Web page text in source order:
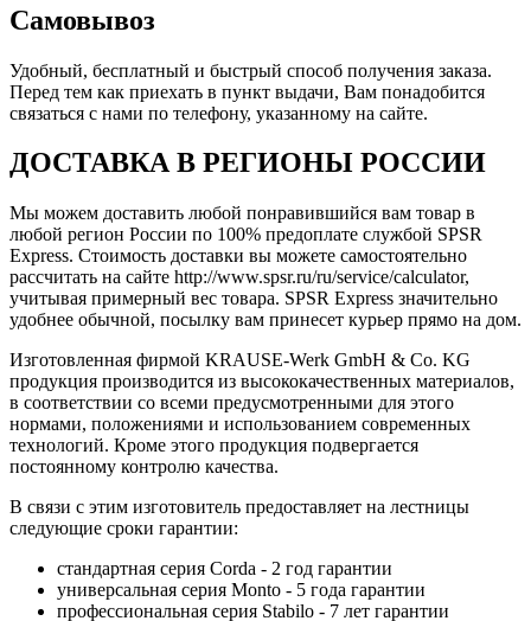
Самовывоз
Удобный, бесплатный и быстрый способ получения заказа.
Перед тем как приехать в пункт выдачи, Вам понадобится
связаться с нами по телефону, указанному на сайте.
ДОСТАВКА В РЕГИОНЫ РОССИИ
Мы можем доставить любой понравившийся вам товар в
любой регион России по 100% предоплате службой SPSR
Express. Стоимость доставки вы можете самостоятельно
рассчитать на сайте http://www.spsr.ru/ru/service/calculator,
учитывая примерный вес товара. SPSR Express значительно
удобнее обычной, посылку вам принесет курьер прямо на дом.
Изготовленная фирмой KRAUSE-Werk GmbH & Со. KG
продукция производится из высококачественных материалов,
в соответствии со всеми предусмотренными для этого
нормами, положениями и использованием современных
технологий. Кроме этого продукция подвергается
постоянному контролю качества.
В связи с этим изготовитель предоставляет на лестницы
следующие сроки гарантии:
стандартная серия Corda - 2 год гарантии
универсальная серия Monto - 5 года гарантии
профессиональная серия Stabilo - 7 лет гарантии